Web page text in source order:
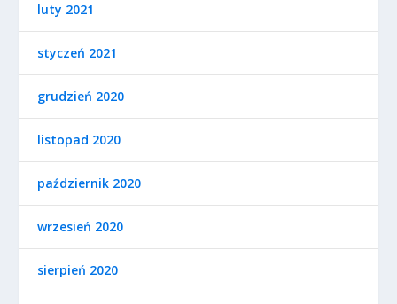
luty 2021
styczeń 2021
grudzień 2020
listopad 2020
październik 2020
wrzesień 2020
sierpień 2020